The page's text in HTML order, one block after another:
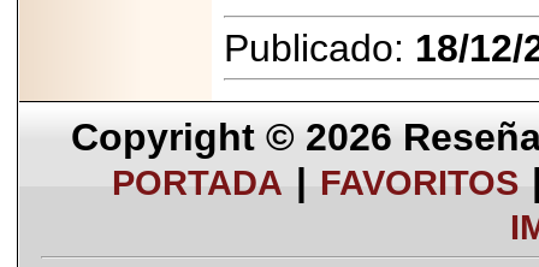
Publicado: 18/12/
Copyright © 2026
PORTADA | FAVORITOS